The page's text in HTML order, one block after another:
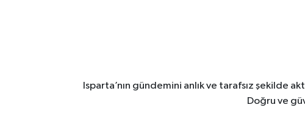
Isparta’nın gündemini anlık ve tarafsız şekilde
Doğru ve